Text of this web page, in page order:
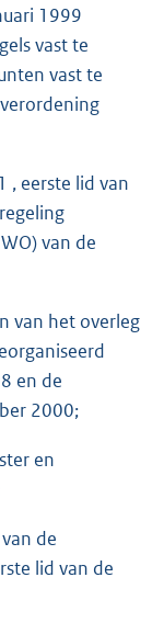
1999
vast te
vast te
, eerste lid van
van de
van het overleg
en de
2000;
en
de
lid van de